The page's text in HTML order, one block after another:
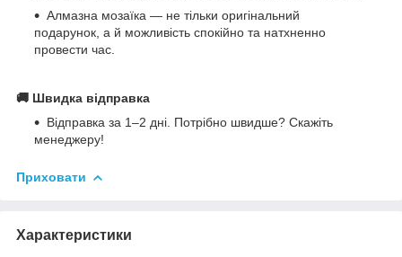
Алмазна мозаїка — не тільки оригінальний
подарунок, а й можливість спокійно та натхненно
провести час.
🚚 Швидка відправка
Відправка за 1–2 дні. Потрібно швидше? Скажіть
менеджеру!
Приховати
Характеристики